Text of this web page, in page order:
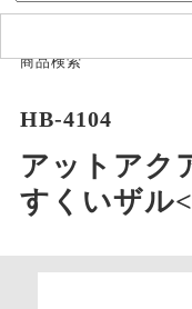
商品検索
HB-4104
アットアク
すくいザル